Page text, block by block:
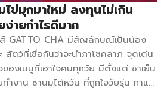
ข่มุกมาใหม่ ลงทุนไม่เกิน
ายกำไรดีมาก
ส์ GATTO CHA มีสัญลักษณ์เป็นน้อง
สัตว์ที่เชื่อกันว่าจะนำภาโชคลาภ จุดเด่น
องเมนูที่เอาใจคนทุกวัย มีตั้งแต่ ชาเย็น
ำงาน ชานมไต้หวัน ที่ถูกใจวัยรุ่น กาแฟ